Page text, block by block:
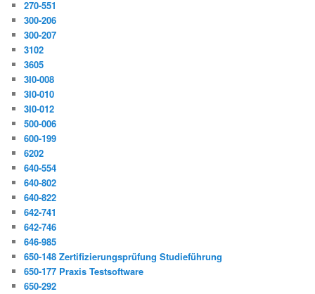
270-551
300-206
300-207
3102
3605
3I0-008
3I0-010
3I0-012
500-006
600-199
6202
640-554
640-802
640-822
642-741
642-746
646-985
650-148 Zertifizierungsprüfung Studieführung
650-177 Praxis Testsoftware
650-292